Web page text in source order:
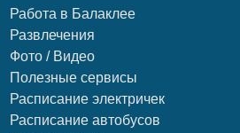
Работа в Балаклее
Развлечения
Фото / Видео
Полезные сервисы
Расписание электричек
Расписание автобусов